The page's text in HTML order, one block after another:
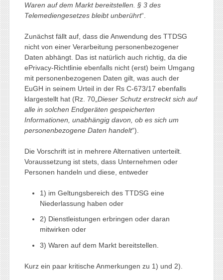
Waren auf dem Markt bereitstellen. § 3 des
Telemediengesetzes bleibt unberührt“.
Zunächst fällt auf, dass die Anwendung des TTDSG
nicht von einer Verarbeitung personenbezogener
Daten abhängt. Das ist natürlich auch richtig, da die
ePrivacy-Richtlinie ebenfalls nicht (erst) beim Umgang
mit personenbezogenen Daten gilt, was auch der
EuGH in seinem Urteil in der Rs C‑673/17 ebenfalls
klargestellt hat (Rz. 70„ Dieser Schutz erstreckt sich auf
alle in solchen Endgeräten gespeicherten
Informationen, unabhängig davon, ob es sich um
personenbezogene Daten handelt“).
Die Vorschrift ist in mehrere Alternativen unterteilt.
Voraussetzung ist stets, dass Unternehmen oder
Personen handeln und diese, entweder
1) im Geltungsbereich des TTDSG eine
Niederlassung haben oder
2) Dienstleistungen erbringen oder daran
mitwirken oder
3) Waren auf dem Markt bereitstellen.
Kurz ein paar kritische Anmerkungen zu 1) und 2).